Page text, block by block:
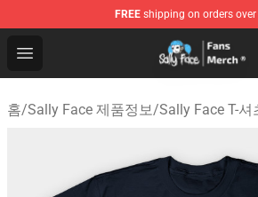
FREE shipping on orders
Open menu
Sally Face Store - Official Sally
홈/Sally Face 제품정보/Sally Face T-셔